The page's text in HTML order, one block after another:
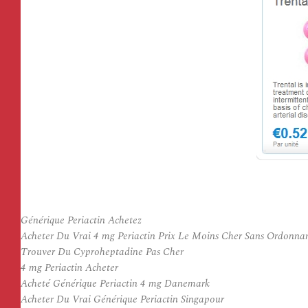
Générique Periactin Achetez
Acheter Du Vrai 4 mg Periactin Prix Le Moins Cher Sans
Trouver Du Cyproheptadine Pas Cher
4 mg Periactin Acheter
Acheté Générique Periactin 4 mg Danemark
Acheter Du Vrai Générique Periactin Singapour